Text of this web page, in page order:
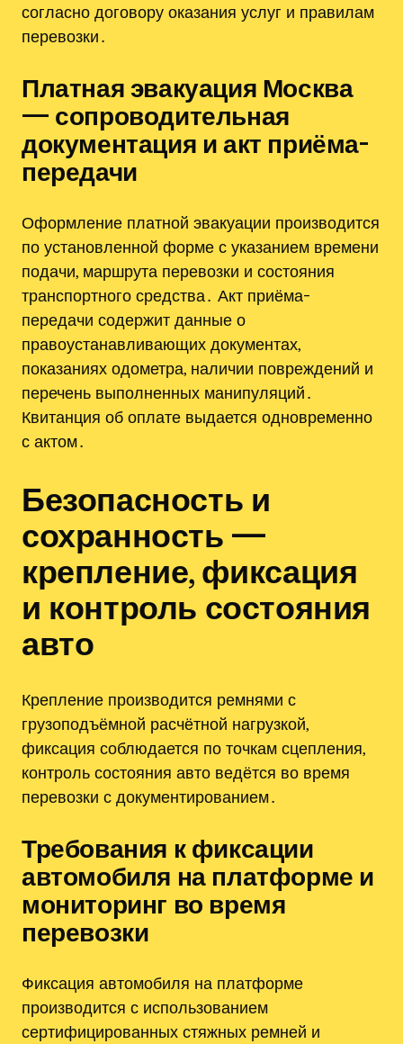
согласно договору оказания услуг и правилам
перевозки․
Платная эвакуация Москва
— сопроводительная
документация и акт приёма-
передачи
Оформление платной эвакуации производится
по установленной форме с указанием времени
подачи, маршрута перевозки и состояния
транспортного средства․ Акт приёма-
передачи содержит данные о
правоустанавливающих документах,
показаниях одометра, наличии повреждений и
перечень выполненных манипуляций․
Квитанция об оплате выдается одновременно
с актом․
Безопасность и
сохранность —
крепление, фиксация
и контроль состояния
авто
Крепление производится ремнями с
грузоподъёмной расчётной нагрузкой,
фиксация соблюдается по точкам сцепления,
контроль состояния авто ведётся во время
перевозки с документированием․
Требования к фиксации
автомобиля на платформе и
мониторинг во время
перевозки
Фиксация автомобиля на платформе
производится с использованием
сертифицированных стяжных ремней и